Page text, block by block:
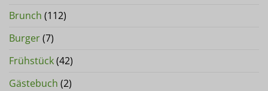
Brunch (112)
Burger(7)
Frühstück(42)
Gästebuch (2)